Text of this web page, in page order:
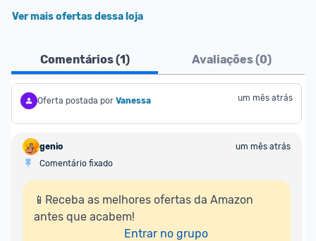
Ver mais ofertas dessa loja
Comentários (1) Avaliações (0)
Oferta postada por Vanessa um mês atrás
genio
um mês atrás
Comentário fixado
📱Receba as melhores ofertas da Amazon
antes que acabem!
Entrar no grupo